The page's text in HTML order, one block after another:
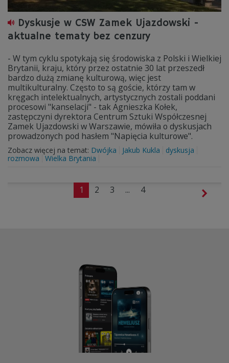
Dyskusje w CSW Zamek Ujazdowski -
aktualne tematy bez cenzury
- W tym cyklu spotykają się środowiska z Polski i Wielkiej
Brytanii, kraju, który przez ostatnie 30 lat przeszedł
bardzo dużą zmianę kulturową, więc jest
multikulturalny. Często to są goście, którzy tam w
kręgach intelektualnych, artystycznych zostali poddani
procesowi "kanselacji" - tak Agnieszka Kołek,
zastępczyni dyrektora Centrum Sztuki Współczesnej
Zamek Ujazdowski w Warszawie, mówiła o dyskusjach
prowadzonych pod hasłem "Napięcia kulturowe".
Zobacz więcej na temat: Dwójka Jakub Kukla
dyskusja
rozmowa
Wielka Brytania
1 2 3 ... 4